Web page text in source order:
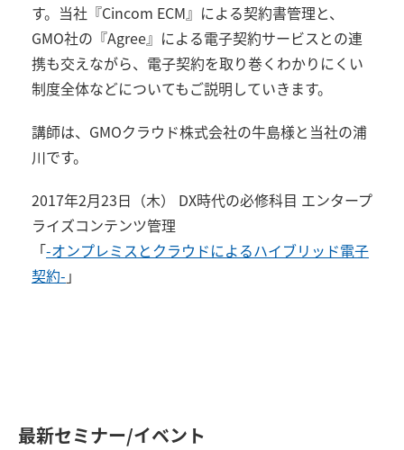
す。当社『Cincom ECM』による契約書管理と、
GMO社の『Agree』による電子契約サービスとの連
携も交えながら、電子契約を取り巻くわかりにくい
制度全体などについてもご説明していきます。
講師は、GMOクラウド株式会社の牛島様と当社の浦
川です。
2017年2月23日（木） DX時代の必修科目 エンタープ
ライズコンテンツ管理
「-オンプレミスとクラウドによるハイブリッド電子
契約- 」
最新セミナー/イベント